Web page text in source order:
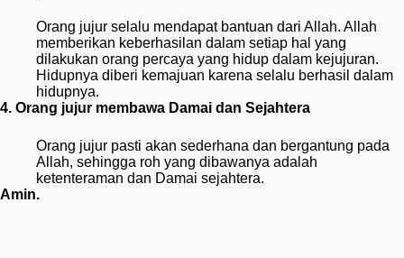
Orang jujur selalu mendapat bantuan dari Allah. Allah
memberikan keberhasilan dalam setiap hal yang
dilakukan orang percaya yang hidup dalam kejujuran.
Hidupnya diberi kemajuan karena selalu berhasil dalam
hidupnya.
4. Orang jujur membawa Damai dan Sejahtera
Orang jujur pasti akan sederhana dan bergantung pada
Allah, sehingga roh yang dibawanya adalah
ketenteraman dan Damai sejahtera.
Amin.